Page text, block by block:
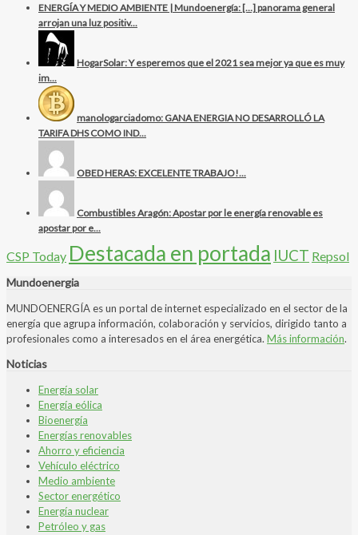
ENERGÍA Y MEDIO AMBIENTE | Mundoenergía: […] panorama general
arrojan una luz positiv...
HogarSolar: Y esperemos que el 2021 sea mejor ya que es muy
im...
manologarciadomo: GANA ENERGIA NO DESARROLLÓ LA
TARIFA DHS COMO IND...
OBED HERAS: EXCELENTE TRABAJO!...
Combustibles Aragón: Apostar por le energía renovable es
apostar por e...
CSP Today Destacada en portada IUCT Repsol
Mundoenergia
MUNDOENERGÍA es un portal de internet especializado en el sector de la
energía que agrupa información, colaboración y servicios, dirigido tanto a
profesionales como a interesados en el área energética. Más información.
Noticias
Energía solar
Energía eólica
Bioenergía
Energías renovables
Ahorro y eficiencia
Vehículo eléctrico
Medio ambiente
Sector energético
Energía nuclear
Petróleo y gas